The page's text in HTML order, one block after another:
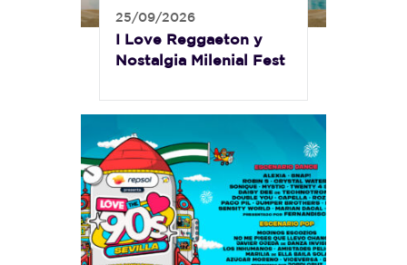
25/09/2026
I Love Reggaeton y
Nostalgia Milenial Fest